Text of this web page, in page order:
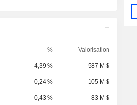
% Valorisation
4,39 % 587 M $
0,24 % 105 M $
0,43 % 83 M $